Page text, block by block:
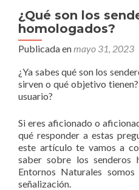
¿Qué son los
homologados?
Publicada enmayo 31, 2023
¿Ya sabes qué son los
sirven o qué objetivo
usuario?
Si eres aficionado o
qué responder a estas
este artículo te vamos a
saber sobre los senderos
Entornos Naturales
señalización.